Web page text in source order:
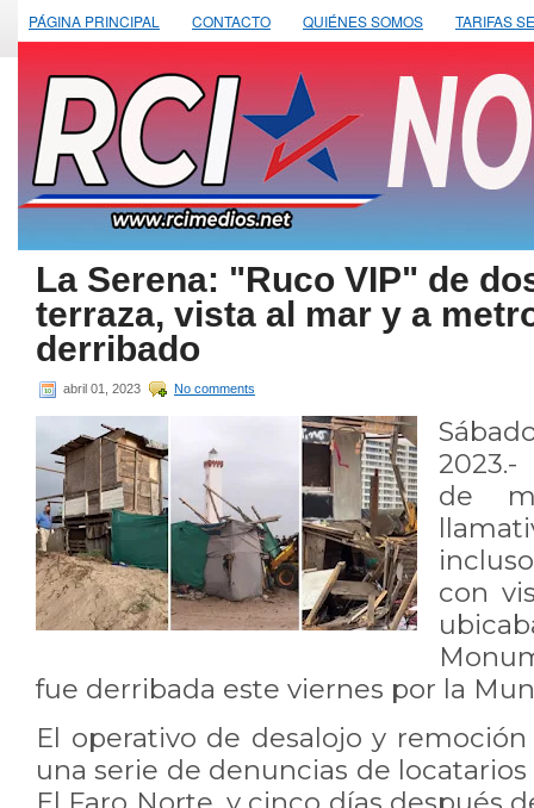
PÁGINA PRINCIPAL CONTACTO QUIÉNES SOMOS TARIFAS
La Serena: "Ruco VIP" de
terraza, vista al mar y a
derribado
abril 01, 2023 No comments
de
con
fue derribada este viernes por la
El operativo de desalojo y
una serie de denuncias de